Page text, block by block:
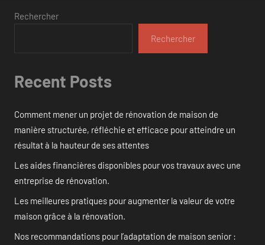
Rechercher
Rechercher
Recent Posts
Comment mener un projet de rénovation de maison de
manière structurée, réfléchie et efficace pour atteindre un
résultat à la hauteur de ses attentes
Les aides financières disponibles pour vos travaux avec une
entreprise de rénovation.
Les meilleures pratiques pour augmenter la valeur de votre
maison grâce à la rénovation.
Nos recommandations pour l’adaptation de maison senior :